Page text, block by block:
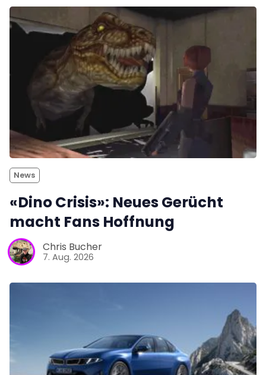
News
«Dino Crisis»: Neues Gerücht
macht Fans Hoffnung
Chris Bucher
7. Aug. 2026